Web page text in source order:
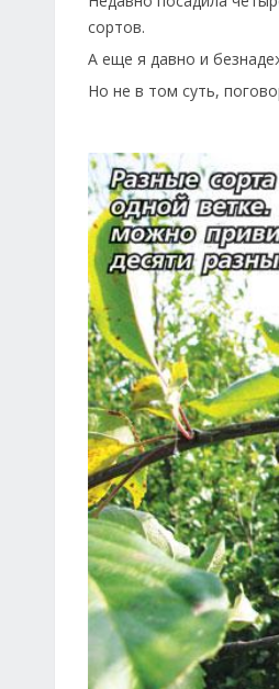
сортов.
А еще я давно и
Но не в том суть,